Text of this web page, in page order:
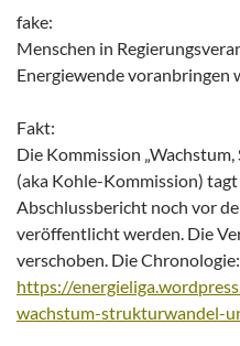
fake:
Menschen in
Energiewende voranbringen
Fakt:
Die Kommission
(aka Kohle-Kommission)
Abschlussbericht noch vor
veröffentlicht werden. Die
verschoben. Die Chronologie:
https://
wachstum-strukturwandel-